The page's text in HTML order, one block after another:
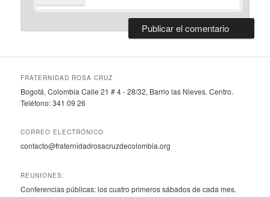
FRATERNIDAD ROSA CRUZ
Bogotá, Colombia Calle 21 # 4 - 28/32, Barrio las Nieves. Centro.
Teléfono: 341 09 26
CORREO ELECTRÓNICO
contacto@fraternidadrosacruzdecolombia.org
REUNIONES:
Conferencias públicas: los cuatro primeros sábados de cada mes.